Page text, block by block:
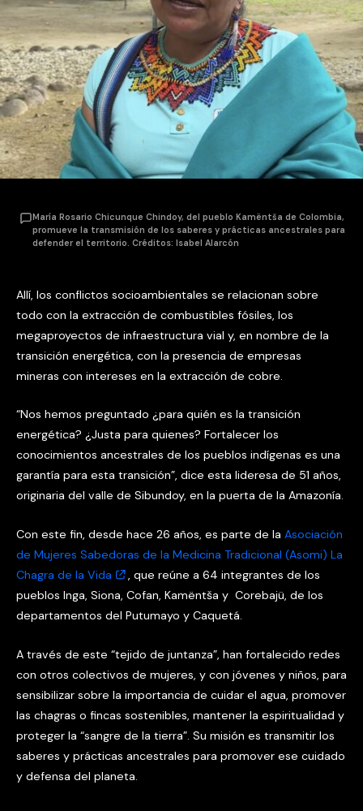
María Rosario Chicunque Chindoy, del pueblo Kamëntša de Colombia,
promueve la transmisión de los saberes y prácticas ancestrales para
defender el territorio. Créditos: Isabel Alarcón
Allí, los conflictos socioambientales se relacionan sobre
todo con la extracción de combustibles fósiles, los
megaproyectos de infraestructura vial y, en nombre de la
transición energética, con la presencia de empresas
mineras con intereses en la extracción de cobre.
“Nos hemos preguntado ¿para quién es la transición
energética? ¿Justa para quienes? Fortalecer los
conocimientos ancestrales de los pueblos indígenas es una
garantía para esta transición”, dice esta lideresa de 51 años,
originaria del valle de Sibundoy, en la puerta de la Amazonía.
Con este fin, desde hace 26 años, es parte de la Asociación
de Mujeres Sabedoras de la Medicina Tradicional (Asomi) La
Chagra de la Vida
, que reúne a 64 integrantes de los
pueblos Inga, Siona, Cofan, Kamëntša y Corebajü, de los
departamentos del Putumayo y Caquetá.
A través de este “tejido de juntanza”, han fortalecido redes
con otros colectivos de mujeres, y con jóvenes y niños, para
sensibilizar sobre la importancia de cuidar el agua, promover
las chagras o fincas sostenibles, mantener la espiritualidad y
proteger la “sangre de la tierra”. Su misión es transmitir los
saberes y prácticas ancestrales para promover ese cuidado
y defensa del planeta.